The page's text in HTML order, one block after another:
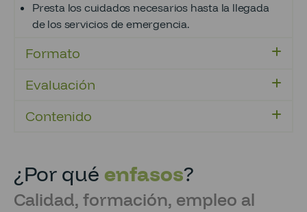
Presta los cuidados necesarios hasta la llegada
de los servicios de emergencia.
Formato
Evaluación
Contenido
¿Por qué enfasos?
Calidad, formación, empleo al